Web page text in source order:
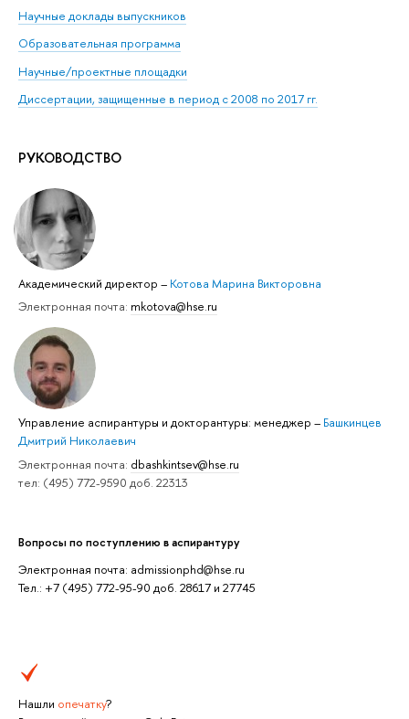
Научные доклады выпускников
Образовательная программа
Научные/проектные площадки
Диссертации, защищенные в период с 2008 по 2017 гг.
РУКОВОДСТВО
Академический директор – Котова Марина Викторовна
Электронная почта: mkotova@hse.ru
Управление аспирантуры и докторантуры: менеджер – Башкинцев
Дмитрий Николаевич
Электронная почта: dbashkintsev@hse.ru
тел: (495) 772-9590 доб. 22313
Вопросы по поступлению в аспирантуру
Электронная почта: admissionphd@hse.ru
Тел.: +7 (495) 772-95-90 доб. 28617 и 27745
Нашли опечатку?